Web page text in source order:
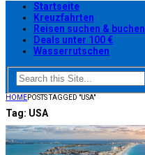
Startseite
Kreuzfahrten
Reisen suchen & buchen
Deals unter 100 €
Wasserrutschen
HOMEPOSTS TAGGED "USA"
Tag: USA